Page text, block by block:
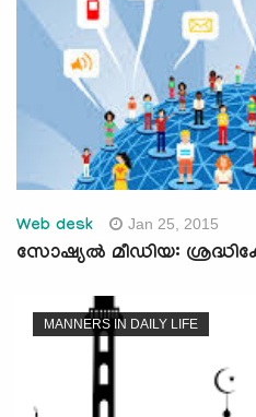
Web desk Jan 25, 2015
സോഷ്യല്‍ മീഡിയ:
MANNERS IN DAILY LIFE